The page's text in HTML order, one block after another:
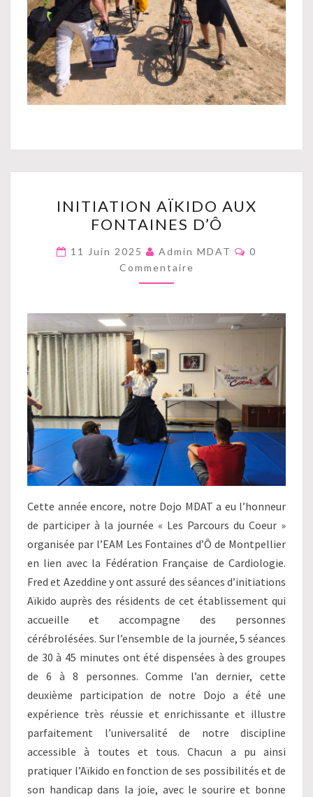
AÏKIDO
AUX
FONTAINES
D’Ô
INITIATION AÏKIDO AUX
FONTAINES D’Ô
11 Juin 2025 Admin MDAT
0
Commentaire
Cette année encore, notre Dojo MDAT a eu l’honneur
de participer à la journée « Les Parcours du Coeur »
organisée par l’EAM Les Fontaines d’Ô de Montpellier
en lien avec la Fédération Française de Cardiologie.
Fred et Azeddine y ont assuré des séances d’initiations
Aïkido auprès des résidents de cet établissement qui
accueille et accompagne des personnes
cérébrolésées. Sur l’ensemble de la journée, 5 séances
de 30 à 45 minutes ont été dispensées à des groupes
de 6 à 8 personnes. Comme l’an dernier, cette
deuxième participation de notre Dojo a été une
expérience très réussie et enrichissante et illustre
parfaitement l’universalité de notre discipline
accessible à toutes et tous. Chacun a pu ainsi
pratiquer l’Aïkido en fonction de ses possibilités et de
son handicap dans la joie, avec le sourire et bonne